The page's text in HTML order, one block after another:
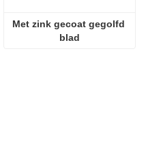
Met zink gecoat gegolfd
blad